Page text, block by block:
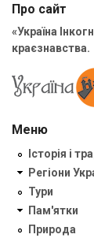
Про сайт
«Україна
краєзнавства.
Меню
Історія і
Регіони
Тури
Пам'ятки
Природа